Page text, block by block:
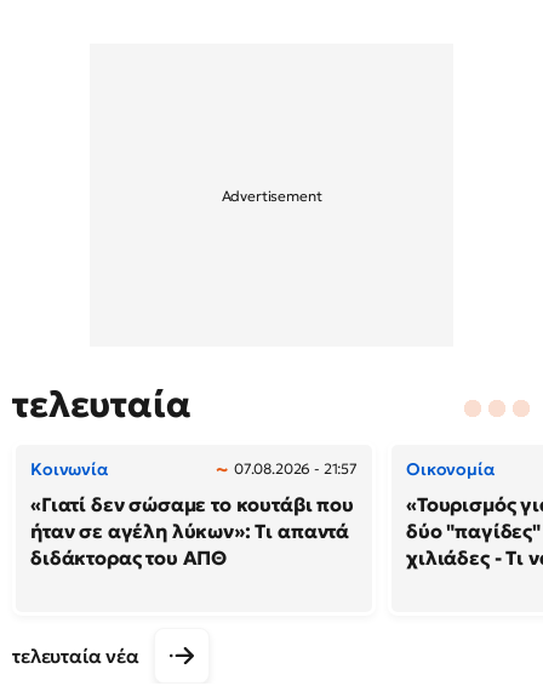
τελευταία
Κοινωνία 07.08.2026 - 21:57
«Γιατί δεν σώσαμε το κουτάβι που
ήταν σε αγέλη λύκων»: Τι απαντά
διδάκτορας του ΑΠΘ
Οικονομία
«Τουρισμός
δύο
χιλιάδες - Τι
τελευταία νέα